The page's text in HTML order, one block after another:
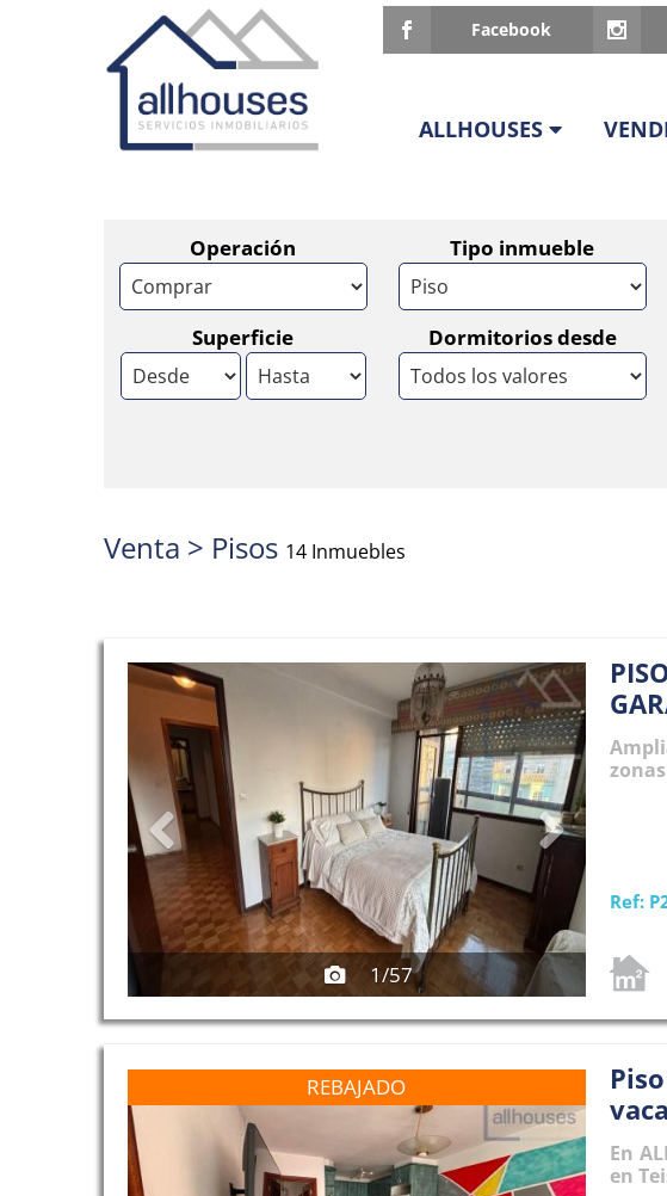
Facebook
ALLHOUSES
Operación Tipo inmueble
Superficie Dormitorios desde
Venta > Pisos 14 Inmuebles
1/57
Previous Next
Ref:
REBAJADO
En
en